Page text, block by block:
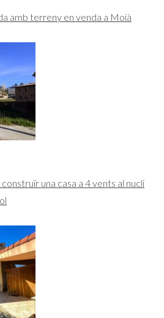
amb terreny en venda a Moià
una casa a 4 vents al nucli